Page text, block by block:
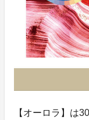
【オーロラ】は